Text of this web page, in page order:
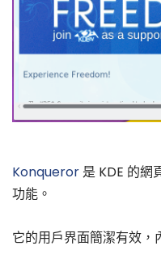
Konqueror是 KDE 的網
功能。
它的用戶界面簡潔有效，